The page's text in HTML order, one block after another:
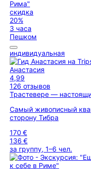
скидка
20%
3 часа
Пешком
индивидуальная
Анастасия
4,99
126 отзывов
Трастевере —
Самый живописный
сторону Тибра
170 €
136 €
за группу, 1–6 чел.